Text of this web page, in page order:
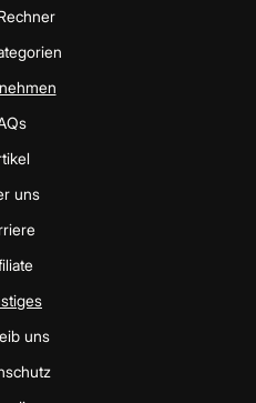
uns
uns